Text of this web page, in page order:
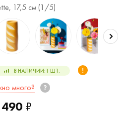
17,5 см (1 /5)
В НАЛИЧИИ:1 ШТ.
много?
₽